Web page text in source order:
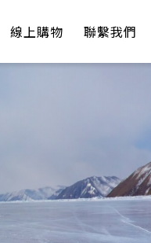
線上購物 聯繫我們